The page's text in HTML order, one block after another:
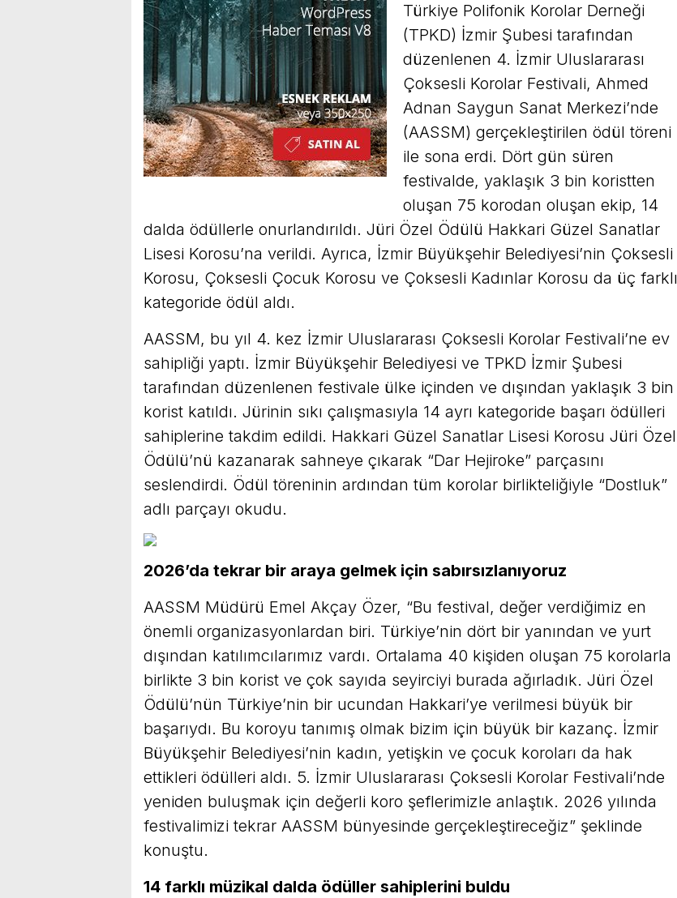
Türkiye Polifonik Korolar Derneği
(TPKD) İzmir Şubesi tarafından
düzenlenen 4. İzmir Uluslararası
Çoksesli Korolar Festivali, Ahmed
Adnan Saygun Sanat Merkezi’nde
(AASSM) gerçekleştirilen ödül töreni
ile sona erdi. Dört gün süren
festivalde, yaklaşık 3 bin koristten
oluşan 75 korodan oluşan ekip, 14
dalda ödüllerle onurlandırıldı. Jüri Özel Ödülü Hakkari Güzel Sanatlar
Lisesi Korosu’na verildi. Ayrıca, İzmir Büyükşehir Belediyesi’nin Çoksesli
Korosu, Çoksesli Çocuk Korosu ve Çoksesli Kadınlar Korosu da üç farklı
kategoride ödül aldı.
AASSM, bu yıl 4. kez İzmir Uluslararası Çoksesli Korolar Festivali’ne ev
sahipliği yaptı. İzmir Büyükşehir Belediyesi ve TPKD İzmir Şubesi
tarafından düzenlenen festivale ülke içinden ve dışından yaklaşık 3 bin
korist katıldı. Jürinin sıkı çalışmasıyla 14 ayrı kategoride başarı ödülleri
sahiplerine takdim edildi. Hakkari Güzel Sanatlar Lisesi Korosu Jüri Özel
Ödülü’nü kazanarak sahneye çıkarak “Dar Hejiroke” parçasını
seslendirdi. Ödül töreninin ardından tüm korolar birlikteliğiyle “Dostluk”
adlı parçayı okudu.
2026’da tekrar bir araya gelmek için sabırsızlanıyoruz
AASSM Müdürü Emel Akçay Özer, “Bu festival, değer verdiğimiz en
önemli organizasyonlardan biri. Türkiye’nin dört bir yanından ve yurt
dışından katılımcılarımız vardı. Ortalama 40 kişiden oluşan 75 korolarla
birlikte 3 bin korist ve çok sayıda seyirciyi burada ağırladık. Jüri Özel
Ödülü’nün Türkiye’nin bir ucundan Hakkari’ye verilmesi büyük bir
başarıydı. Bu koroyu tanımış olmak bizim için büyük bir kazanç. İzmir
Büyükşehir Belediyesi’nin kadın, yetişkin ve çocuk koroları da hak
ettikleri ödülleri aldı. 5. İzmir Uluslararası Çoksesli Korolar Festivali’nde
yeniden buluşmak için değerli koro şeflerimizle anlaştık. 2026 yılında
festivalimizi tekrar AASSM bünyesinde gerçekleştireceğiz” şeklinde
konuştu.
14 farklı müzikal dalda ödüller sahiplerini buldu